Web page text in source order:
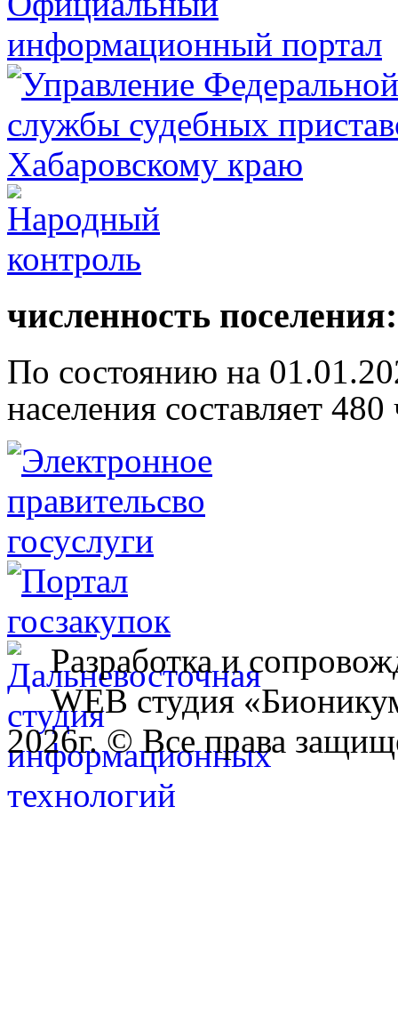
численность поселения:
По состоянию на
населения составляет 480
Разработка и
WEB студия
2026г. © Все права